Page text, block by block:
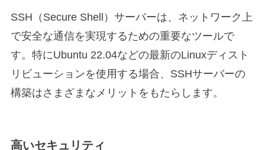
SSH（Secure Shell）サーバーは、ネットワーク上
で安全な通信を実現するための重要なツールで
す。特にUbuntu 22.04などの最新のLinuxディスト
リビューションを使用する場合、SSHサーバーの
構築はさまざまなメリットをもたらします。
高いセキュリティ